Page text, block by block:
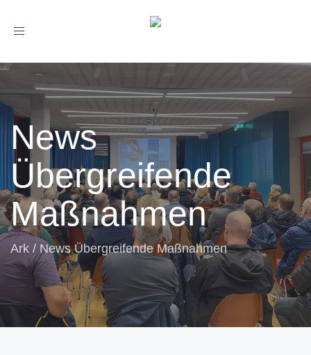
Toggle
News
Übergreifende
Maßnahmen
Ark /News Übergreifende Maßnahmen